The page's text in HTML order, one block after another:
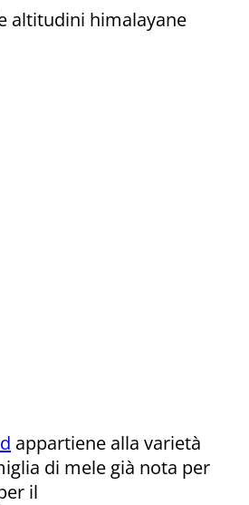
altitudini himalayane
appartiene alla varietà
di mele già nota per
il